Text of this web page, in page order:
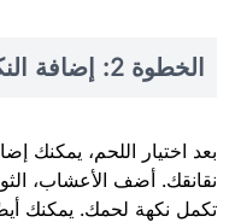
الخطوة 2: إضافة النكهات والبهارات
بعد اختيار اللحم، يمكنك
نقانقك. أضف الأعشاب،
تكمل نكهة لحمك. يمكنك